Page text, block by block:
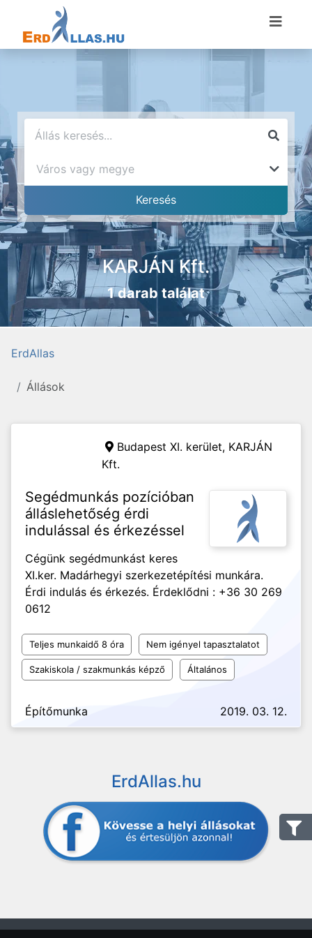
KARJÁN Kft.
1 darab találat
ErdAllas
Állások
Budapest XI. kerület, KARJÁN
Kft.
Segédmunkás pozícióban
álláslehetőség érdi
indulással és érkezéssel
Cégünk segédmunkást keres
XI.ker. Madárhegyi szerkezetépítési munkára.
Érdi indulás és érkezés. Érdeklődni : +36 30 269
0612
Teljes munkaidő 8 óra Nem igényel tapasztalatot
Szakiskola / szakmunkás képző Általános
Építőmunka 2019. 03. 12.
ErdAllas.hu